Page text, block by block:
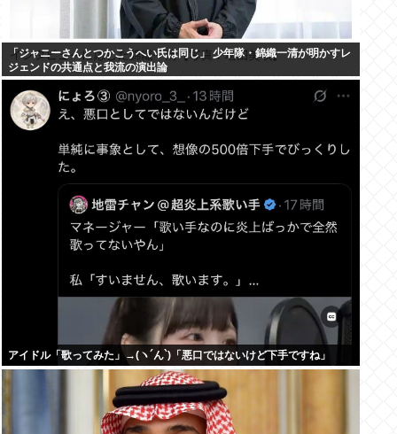
「ジャニーさんとつかこうへい氏は同じ」 少年隊・錦織一清が明かすレ
ジェンドの共通点と我流の演出論
アイドル「歌ってみた」→(ヽ´ん`)「悪口ではないけど下手ですね」